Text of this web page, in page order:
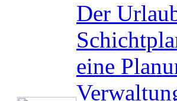
Der
eine